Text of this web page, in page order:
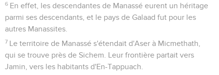
6 En effet, les descendantes de Manassé eurent un héritage
parmi ses descendants, et le pays de Galaad fut pour les
autres Manassites.
7 Le territoire de Manassé s'étendait d'Aser à Micmethath,
qui se trouve près de Sichem. Leur frontière partait vers
Jamin, vers les habitants d'En-Tappuach.